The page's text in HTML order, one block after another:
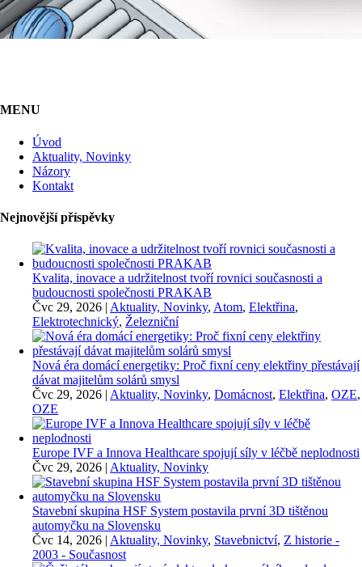
MENU
Úvod
Aktuality, Novinky
Názory
Kontakt
Nejnovější příspěvky
Kvalita, inovace a udržitelnost tvoří rovnici současnosti a
budoucnosti společnosti PRAKAB
Čvc 29, 2026 | Aktuality, Novinky, Atom, Elektřina,
Elektrotechnický, Železniční
Nová éra domácí energetiky: Proč fixní ceny elektřiny přestávají
dávat majitelům solárů smysl
Čvc 29, 2026 | Aktuality, Novinky, Domácnost, Elektřina, OZE,
OZE
Europe IVF a Innova Healthcare spojují síly v léčbě neplodnosti
Čvc 29, 2026 | Aktuality, Novinky
Stavební skupina HSF System postavila první 3D tištěnou
automyčku na Slovensku
Čvc 14, 2026 | Aktuality, Novinky, Stavebnictví, Z historie -
2003 - Současnost